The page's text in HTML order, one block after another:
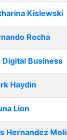
Kislewski
Rocha
Digital Business
Haydin
Lion
Hernandez